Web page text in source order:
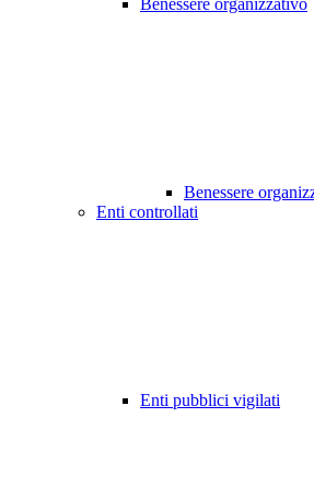
Benessere organizzativo
Benessere
Enti controllati
Enti pubblici vigilati